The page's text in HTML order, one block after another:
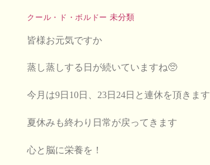
クール・ド・ボルドー 未分類
皆様お元気ですか
蒸し蒸しする日が続いていますね🥺
今月は9日10日、23日24日と連休を頂きます
夏休みも終わり日常が戻ってきます
心と脳に栄養を！